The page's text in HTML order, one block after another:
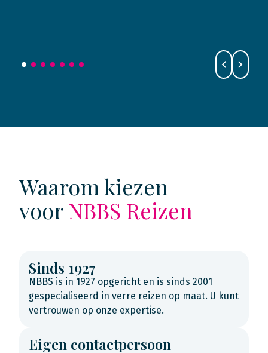
Waarom kiezen
voorNBBS Reizen
Sinds 1927
NBBS is in 1927 opgericht en is sinds 2001
gespecialiseerd in verre reizen op maat. U kunt
vertrouwen op onze expertise.
Eigen contactpersoon